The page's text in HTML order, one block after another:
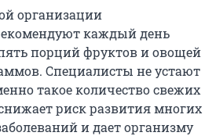
организации
каждый день
порций фруктов и овощей
Специалисты не устают
такое количество свежих
риск развития многих
и дает организму